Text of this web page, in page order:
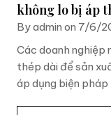
không lo bị áp
By admin on 7/6/
Các doanh nghiệp
thép dài để sản
áp dụng biện pháp